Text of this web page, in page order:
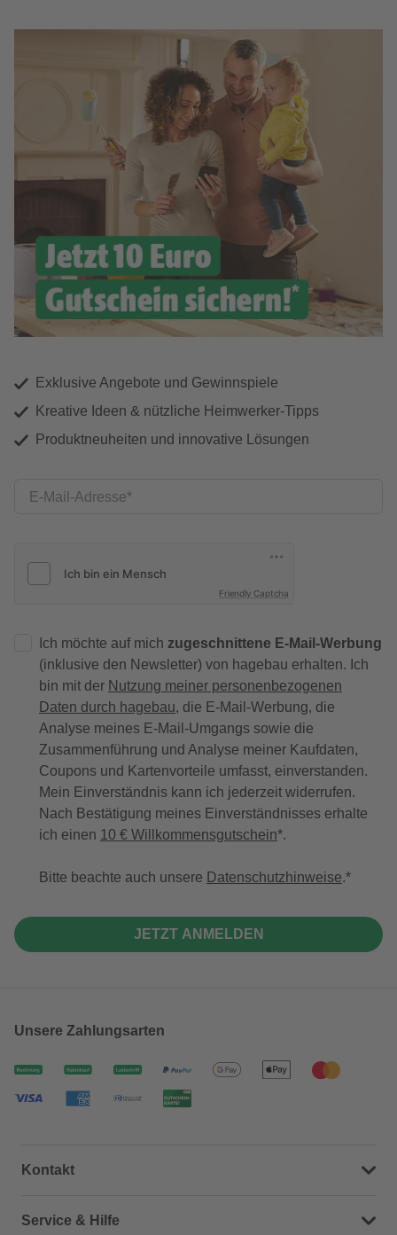
Exklusive Angebote und Gewinnspiele
Kreative Ideen & nützliche Heimwerker-Tipps
Produktneuheiten und innovative Lösungen
E-Mail-Adresse
Friendly Captcha
Ich möchte auf mich zugeschnittene E-Mail-Werbung
(inklusive den Newsletter) von hagebau erhalten. Ich
bin mit der Nutzung meiner personenbezogenen
Daten durch hagebau, die E-Mail-Werbung, die
Analyse meines E-Mail-Umgangs sowie die
Zusammenführung und Analyse meiner Kaufdaten,
Coupons und Kartenvorteile umfasst, einverstanden.
Mein Einverständnis kann ich jederzeit widerrufen.
Nach Bestätigung meines Einverständnisses erhalte
ich einen 10 € Willkommensgutschein*.
Bitte beachte auch unsere Datenschutzhinweise.
JETZT ANMELDEN
Unsere Zahlungsarten
Kontakt
Dein Kontakt zu uns
Service & Hilfe